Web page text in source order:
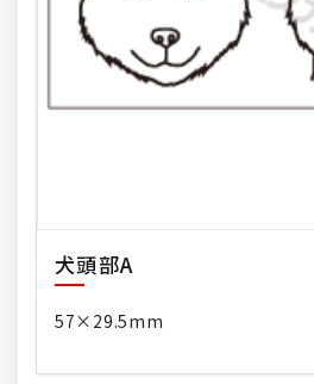
犬頭部A
57×29.5mm